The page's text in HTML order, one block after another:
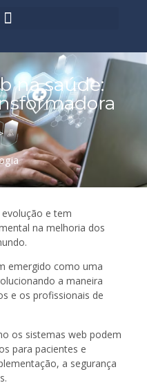
na saúde:
e tem
na melhoria dos
emergido como uma
a maneira
e os profissionais de
os sistemas web podem
para pacientes e
a segurança